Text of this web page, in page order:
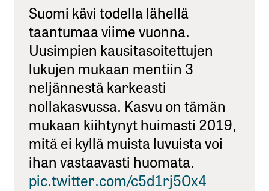
Suomi kävi todella lähellä
taantumaa viime vuonna.
Uusimpien kausitasoitettujen
lukujen mukaan mentiin 3
neljännestä karkeasti
nollakasvussa. Kasvu on tämän
mukaan kiihtynyt huimasti 2019,
mitä ei kyllä muista luvuista voi
ihan vastaavasti huomata.
pic.twitter.com/c5d1rj5Ox4